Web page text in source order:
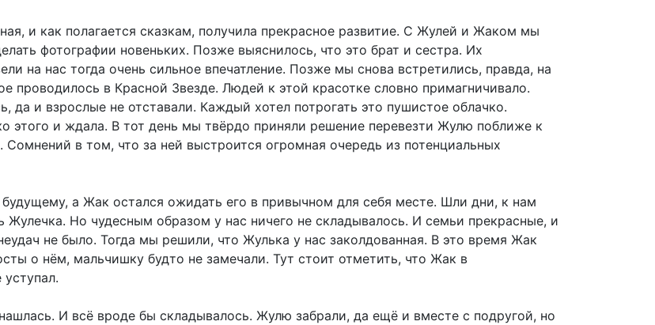
и как полагается сказкам, получила прекрасное развитие. С Жулей и Жаком мы
фотографии новеньких. Позже выяснилось, что это брат и сестра. Их
на нас тогда очень сильное впечатление. Позже мы снова встретились, правда, на
проводилось в Красной Звезде. Людей к этой красотке словно примагничивало.
и взрослые не отставали. Каждый хотел потрогать это пушистое облачко.
этого и ждала. В тот день мы твёрдо приняли решение перевезти Жулю поближе к
в том, что за ней выстроится огромная очередь из потенциальных
а Жак остался ожидать его в привычном для себя месте. Шли дни, к нам
Но чудесным образом у нас ничего не складывалось. И семьи прекрасные, и
не было. Тогда мы решили, что Жулька у нас заколдованная. В это время Жак
о нём, мальчишку будто не замечали. Тут стоит отметить, что Жак в
И всё вроде бы складывалось. Жулю забрали, да ещё и вместе с подругой, но